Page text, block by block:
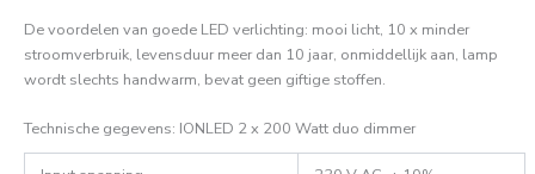
De voordelen van goede LED verlichting: mooi licht, 10 x minder
stroomverbruik, levensduur meer dan 10 jaar, onmiddellijk aan, lamp
wordt slechts handwarm, bevat geen giftige stoffen.
Technische gegevens: IONLED 2 x 200 Watt duo dimmer